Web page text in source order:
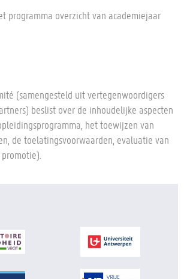
programma overzicht van academiejaar
(samengesteld uit vertegenwoordigers
beslist over de inhoudelijke aspecten
het toewijzen van
de toelatingsvoorwaarden, evaluatie van